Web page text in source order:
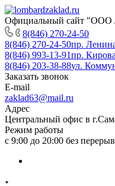
Официальный сайт "ООО
8(846) 270-24-50
8(846) 270-24-50пр.
8(846) 993-13-91пр.
8(846) 203-38-88ул.
Заказать звонок
E-mail
zaklad63@mail.ru
Адрес
Центральный офис в
Режим работы
с 9:00 до 20:00 без